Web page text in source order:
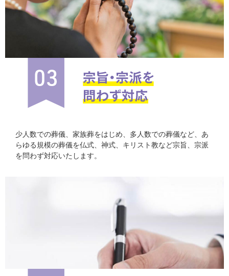
少人数での葬儀、家族葬をはじめ、多人数での葬儀など、あ
らゆる規模の葬儀を仏式、神式、キリスト教など宗旨、宗派
を問わず対応いたします。